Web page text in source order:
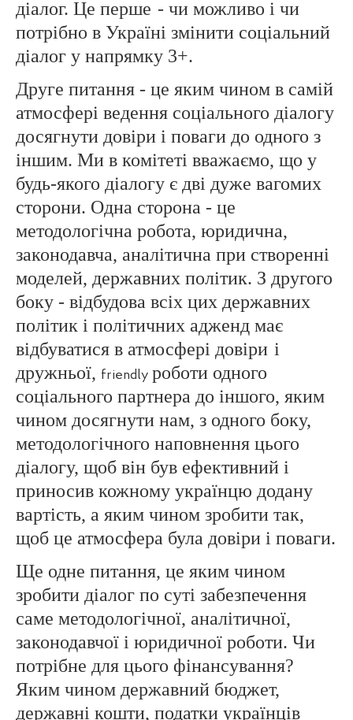
діалог. Це перше - чи можливо і чи
потрібно в Україні змінити соціальний
діалог у напрямку 3+.
Друге питання - це яким чином в самій
атмосфері ведення соціального діалогу
досягнути довіри і поваги до одного з
іншим. Ми в комітеті вважаємо, що у
будь-якого діалогу є дві дуже вагомих
сторони. Одна сторона - це
методологічна робота, юридична,
законодавча, аналітична при створенні
моделей, державних політик. З другого
боку - відбудова всіх цих державних
політик і політичних адженд має
відбуватися в атмосфері довіри і
дружньої, friendly роботи одного
соціального партнера до іншого, яким
чином досягнути нам, з одного боку,
методологічного наповнення цього
діалогу, щоб він був ефективний і
приносив кожному українцю додану
вартість, а яким чином зробити так,
щоб це атмосфера була довіри і поваги.
Ще одне питання, це яким чином
зробити діалог по суті забезпечення
саме методологічної, аналітичної,
законодавчої і юридичної роботи. Чи
потрібне для цього фінансування?
Яким чином державний бюджет,
державні кошти, податки українців